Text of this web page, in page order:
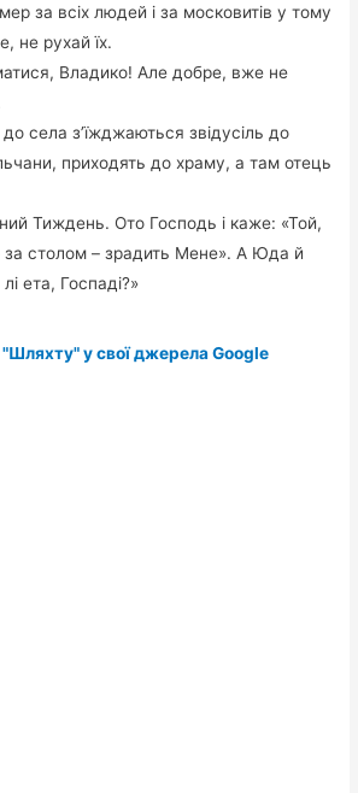
за всіх людей і за московитів у тому
не рухай їх.
Владико! Але добре, вже не
села з’їжджаються звідусіль до
приходять до храму, а там отець
Тиждень. Ото Господь і каже: «Той,
за столом – зрадить Мене». А Юда й
ета, Госпаді?»
у свої джерела Google